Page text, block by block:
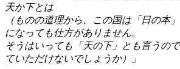
天か下とは
（ものの道理から、この国は「日の本
になっても仕方がありません。
そうはいっても「天の下」とも言うの
ていただけないでしょうか）